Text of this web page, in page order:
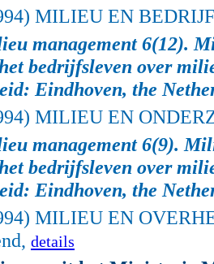
MILIEU EN
management 6(12).
bedrijfsleven over
Eindhoven, the
MILIEU EN
management 6(9).
bedrijfsleven over
Eindhoven, the
MILIEU EN
details